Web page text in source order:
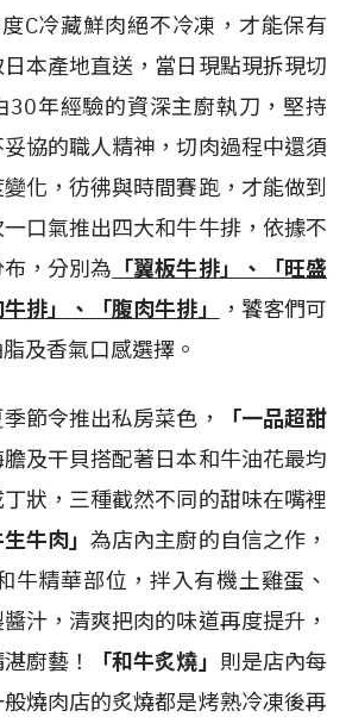
C冷藏鮮肉絕不冷凍，才能保有
本產地直送，當日現點現拆現切
30年經驗的資深主廚執刀，堅持
協的職人精神，切肉過程中還須
化，彷彿與時間賽跑，才能做到
口氣推出四大和牛牛排，依據不
，分別為 「翼板牛排」、「旺盛
排」、「腹肉牛排」
，饕客們可
及香氣口感選擇。
節令推出私房菜色，
「一品超甜
及干貝搭配著日本和牛油花最均
狀，三種截然不同的甜味在嘴裡
生牛肉」為店內主廚的自信之作，
牛精華部位，拌入有機土雞蛋、
汁，清爽把肉的味道再度提升，
廚藝！
「和牛炙燒」 則是店內每
燒肉店的炙燒都是烤熟冷凍後再